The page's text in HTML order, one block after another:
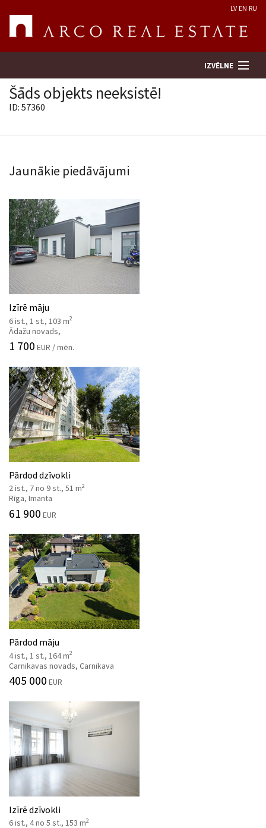
LV EN RU
IZVĒLNE
Uzņēmums
Pakalpojumi
Kontakti
Šāds objekts neeksistē!
ID: 57360
Jaunākie piedāvājumi
Izīrē māju
6 ist., 1 st., 103 m2
Ādažu novads,
1 700 EUR / mēn.
Pārdod dzīvokli
2 ist., 7 no 9 st., 51 m2
Rīga, Imanta
61 900 EUR
Pārdod māju
4 ist., 1 st., 164 m2
Carnikavas novads, Carnikava
405 000 EUR
Izīrē dzīvokli
6 ist., 4 no 5 st., 153 m2